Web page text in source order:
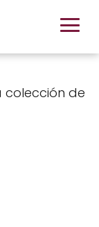
colección de